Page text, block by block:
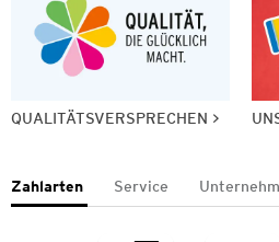
QUALITÄTSVERSPRECHEN
Zahlarten Service